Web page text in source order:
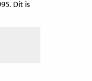
Dit is